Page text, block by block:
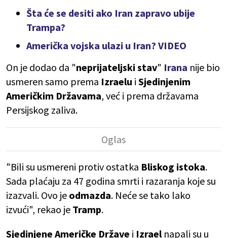
Šta će se desiti ako Iran zapravo ubije
Trampa?
Američka vojska ulazi u Iran? VIDEO
On je dodao da "neprijateljski stav" Irana nije bio
usmeren samo prema Izraelu i Sjedinjenim
Američkim Državama, već i prema državama
Persijskog zaliva.
"Bili su usmereni protiv ostatka Bliskog istoka.
Sada plaćaju za 47 godina smrti i razaranja koje su
izazvali. Ovo je odmazda. Neće se tako lako
izvući", rekao je Tramp.
Sjedinjene Američke Države i Izraelnapali su u